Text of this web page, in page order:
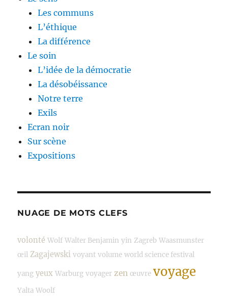
Les communs
L’éthique
La différence
Le soin
L’idée de la démocratie
La désobéissance
Notre terre
Exils
Ecran noir
Sur scène
Expositions
NUAGE DE MOTS CLEFS
volonté Wolf Walter Benjamin yin Zagreb Waasmunster
œil Zagajewski voyant volume world science festival
yang yeux Warburg voyager zen œuvre voyage
Yalta Woolf